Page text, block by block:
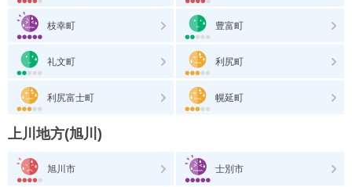
枝幸町 豊富町
礼文町 利尻町
利尻富士町 幌延町
上川地方(旭川)
旭川市 士別市